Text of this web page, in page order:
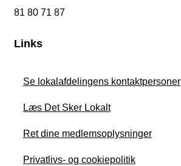
81 80 71 87
Links
Se lokalafdelingens kontaktpersoner
Læs Det Sker Lokalt
Ret dine medlemsoplysninger
Privatlivs- og cookiepolitik